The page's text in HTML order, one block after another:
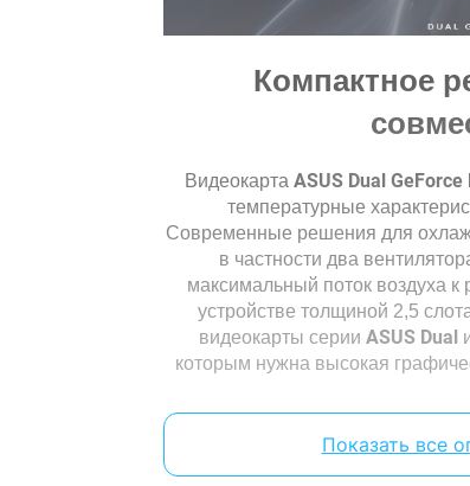
Дополнительное питание:
Рекомендуемая мощность
блока питания:
Количество поддерживаемых
Количество вентиляторов:
2
Производитель графического
процессора:
Наличие разгона (ОС): с
Технологии
Технологии GPU:
Поддерживаемые 3D API
Компактное
ВидеокартаASUS Dual GeForce
температурные
Современные решения для
в частности два
максимальный поток воздуха
устройстве толщиной 2,5
видеокарты серии ASUS Dual
которым нужна высокая
Показать все